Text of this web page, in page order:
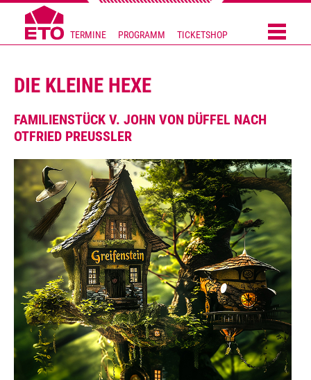
TERMINE PROGRAMM TICKETSHOP
DIE KLEINE HEXE
FAMILIENSTÜCK V. JOHN VON DÜFFEL NACH
OTFRIED PREUSSLER